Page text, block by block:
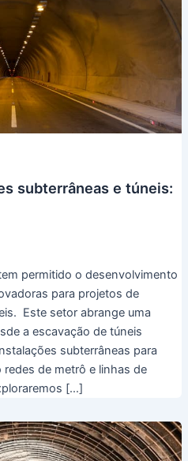
subterrâneas e túneis:
permitido o desenvolvimento
para projetos de
Este setor abrange uma
a escavação de túneis
subterrâneas para
de metrô e linhas de
[…]